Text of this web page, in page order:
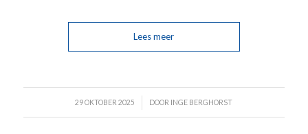
Lees meer
29 OKTOBER 2025
/ DOOR INGE BERGHORST